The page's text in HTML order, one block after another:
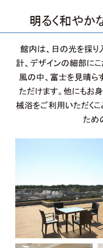
明るく和やか
館内は、日の光を採
計、デザインの細部に
風の中、富士を見晴ら
ただけます。他にもお
械浴をご利用いただくこ
ため